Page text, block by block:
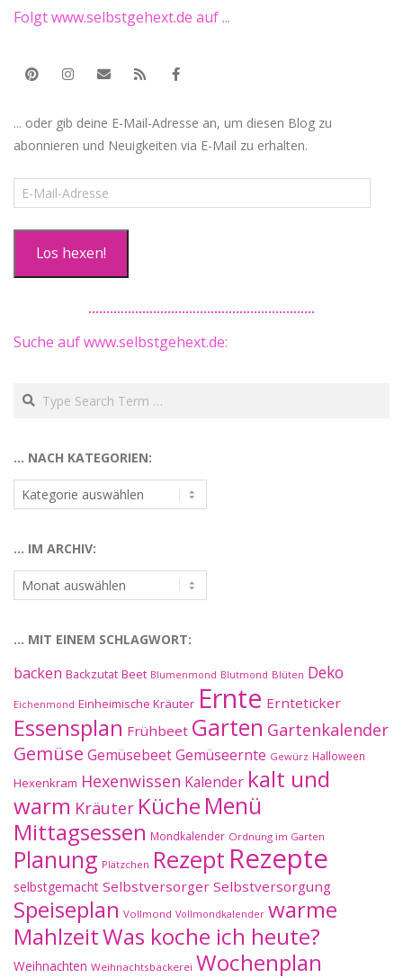
Folgt www.selbstgehext.de auf ...
... oder gib deine E-Mail-Adresse an, um diesen Blog zu
abonnieren und Neuigkeiten via E-Mail zu erhalten.
E-
Mail-
Los hexen!
Suche auf www.selbstgehext.de:
Search
… NACH KATEGORIEN:
…
nach
… IM ARCHIV:
…
im
… MIT EINEM SCHLAGWORT:
backen Backzutat Beet Blumenmond Blutmond Blüten Deko
Eichenmond Einheimische Kräuter Ernte Ernteticker
Essensplan Frühbeet Garten Gartenkalender
Gemüse GemüsebeetGemüseernte Gewürz Halloween
Hexenkram Hexenwissen Kalender kalt und
warm Kräuter Küche Menü
Mittagsessen Mondkalender Ordnung im Garten
Planung Plätzchen Rezept Rezepte
selbstgemacht Selbstversorger Selbstversorgung
Speiseplan Vollmond Vollmondkalender warme
MahlzeitWas koche ich heute?
Weihnachten Weihnachtsbäckerei Wochenplan